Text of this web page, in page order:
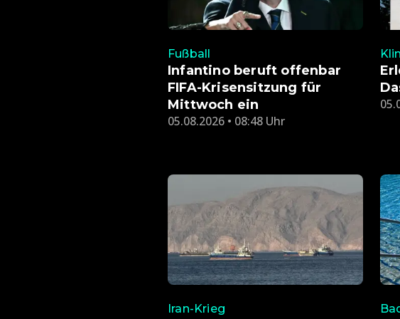
Fußball
Infantino beruft offenbar
FIFA-Krisensitzung für
Mittwoch ein
05.08.2026 • 08:48 Uhr
Iran-Krieg